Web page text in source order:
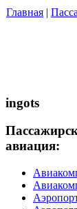
Главная |
ingots
авиация: